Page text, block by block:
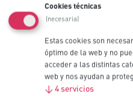
Recomendadas
profesionales de
Cookies técnicas
(necesaria)
Estas cookies son
óptimo de la web y no
acceder a las distintas
web y nos ayudan a
↓ 4 servicios